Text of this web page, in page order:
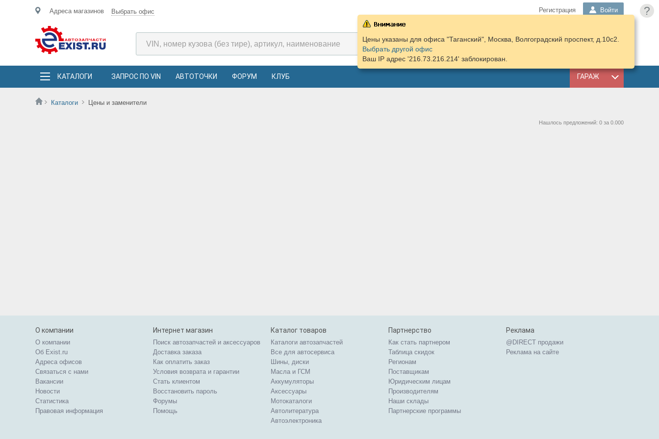
?
Адреса магазинов Выбрать офис Регистрация Войти
КОРЗИНА
ПОДОБРАТЬ
КАТАЛОГИ ЗАПРОС ПО VIN АВТОТОЧКИ ФОРУМ КЛУБ ГАРАЖ
Каталоги Цены и заменители
Цены указаны для офиса "Таганский", Москва, Волгоградский проспект, д.10с2.
Выбрать другой офис
Ваш IP адрес '216.73.216.214' заблокирован.
Нашлось предложений: 0 за 0.000
О компании
О компании
Об Exist.ru
Адреса офисов
Связаться с нами
Вакансии
Новости
Статистика
Правовая информация
Интернет магазин
Поиск автозапчастей и аксессуаров
Доставка заказа
Как оплатить заказ
Условия возврата и гарантии
Стать клиентом
Восстановить пароль
Форумы
Помощь
Каталог товаров
Каталоги автозапчастей
Все для автосервиса
Шины, диски
Масла и ГСМ
Аккумуляторы
Аксессуары
Мотокаталоги
Автолитература
Автоэлектроника
Партнерство
Как стать партнером
Таблица скидок
Регионам
Поставщикам
Юридическим лицам
Производителям
Наши склады
Партнерские программы
Реклама
@DIRECT продажи
Реклама на сайте